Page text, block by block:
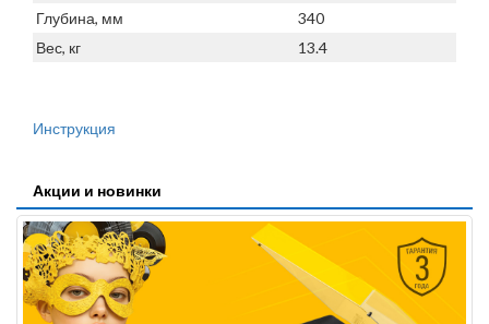
Глубина, мм
340
Вес, кг
13.4
Инструкция
Акции и новинки